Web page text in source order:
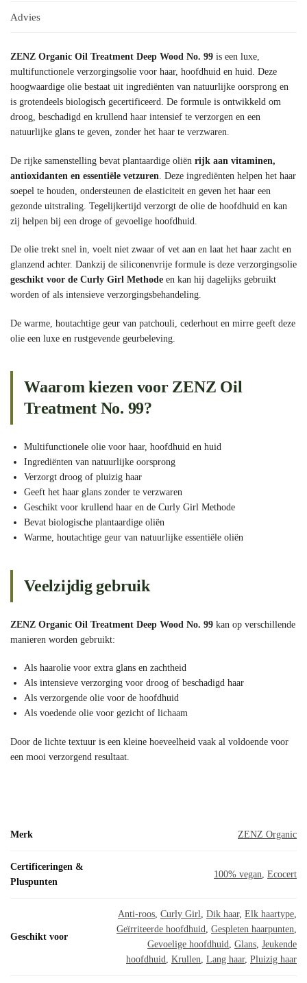
Advies
ZENZ Organic Oil Treatment Deep Wood No. 99 is een luxe,
multifunctionele verzorgingsolie voor haar, hoofdhuid en huid. Deze
hoogwaardige olie bestaat uit ingrediënten van natuurlijke oorsprong en
is grotendeels biologisch gecertificeerd. De formule is ontwikkeld om
droog, beschadigd en krullend haar intensief te verzorgen en een
natuurlijke glans te geven, zonder het haar te verzwaren.
De rijke samenstelling bevat plantaardige oliën rijk aan vitaminen,
antioxidanten en essentiële vetzuren . Deze ingrediënten helpen het haar
soepel te houden, ondersteunen de elasticiteit en geven het haar een
gezonde uitstraling. Tegelijkertijd verzorgt de olie de hoofdhuid en kan
zij helpen bij een droge of gevoelige hoofdhuid.
De olie trekt snel in, voelt niet zwaar of vet aan en laat het haar zacht en
glanzend achter. Dankzij de siliconenvrije formule is deze verzorgingsolie
geschikt voor de Curly Girl Methode en kan hij dagelijks gebruikt
worden of als intensieve verzorgingsbehandeling.
De warme, houtachtige geur van patchouli, cederhout en mirre geeft deze
olie een luxe en rustgevende geurbeleving.
Waarom kiezen voor ZENZ Oil
Treatment No. 99?
Multifunctionele olie voor haar, hoofdhuid en huid
Ingrediënten van natuurlijke oorsprong
Verzorgt droog of pluizig haar
Geeft het haar glans zonder te verzwaren
Geschikt voor krullend haar en de Curly Girl Methode
Bevat biologische plantaardige oliën
Warme, houtachtige geur van natuurlijke essentiële oliën
Veelzijdig gebruik
ZENZ Organic Oil Treatment Deep Wood No. 99 kan op verschillende
manieren worden gebruikt:
Als haarolie voor extra glans en zachtheid
Als intensieve verzorging voor droog of beschadigd haar
Als verzorgende olie voor de hoofdhuid
Als voedende olie voor gezicht of lichaam
Door de lichte textuur is een kleine hoeveelheid vaak al voldoende voor
een mooi verzorgend resultaat.
Merk ZENZ Organic
Certificeringen &
Pluspunten
100% vegan, Ecocert
Geschikt voor
Anti-roos, Curly Girl, Dik haar, Elk haartype,
Geïrriteerde hoofdhuid, Gespleten haarpunten,
Gevoelige hoofdhuid, Glans, Jeukende
hoofdhuid, Krullen, Lang haar, Pluizig haar